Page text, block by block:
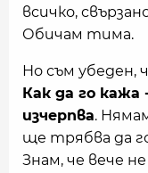
всичко,
Обичам тима.
Но съм убеден,
Как да го кажа
изчерпва.
ще трябва да
Знам, че вече